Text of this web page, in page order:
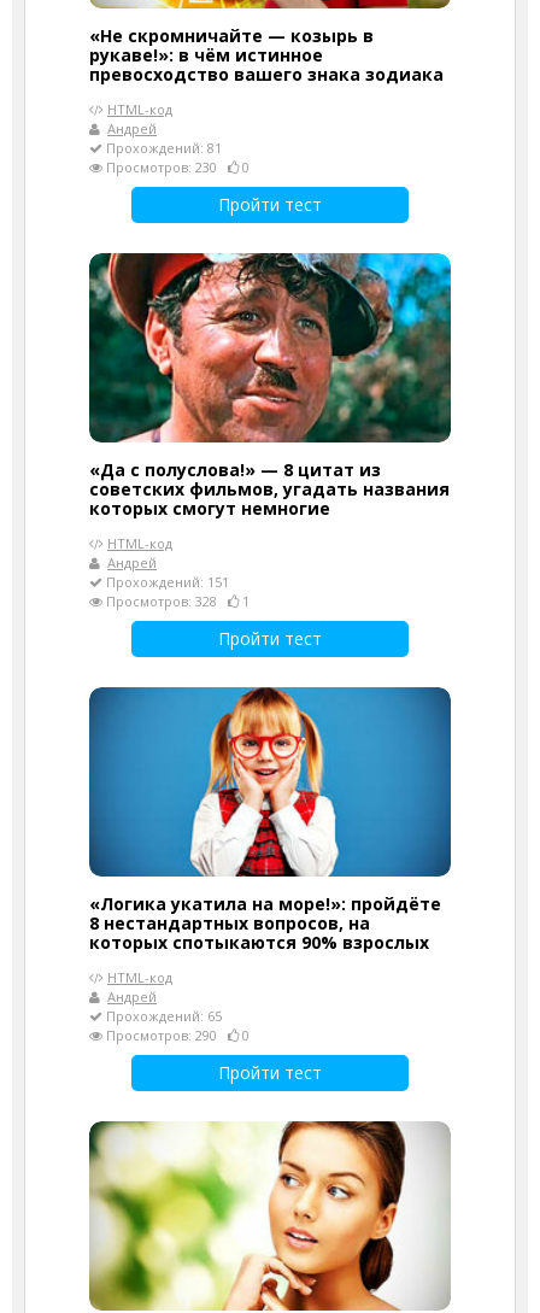
«Не скромничайте — козырь в
рукаве!»: в чём истинное
превосходство вашего знака зодиака
HTML-код
Андрей
Прохождений: 81
Просмотров: 230
0
Пройти тест
«Да с полуслова!» — 8 цитат из
советских фильмов, угадать названия
которых смогут немногие
HTML-код
Андрей
Прохождений: 151
Просмотров: 328
1
Пройти тест
«Логика укатила на море!»: пройдёте
8 нестандартных вопросов, на
которых спотыкаются 90% взрослых
HTML-код
Андрей
Прохождений: 65
Просмотров: 290
0
Пройти тест